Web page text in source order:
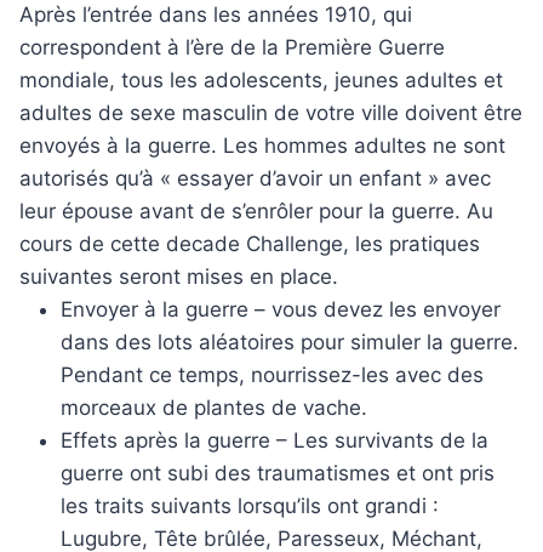
Après l’entrée dans les années 1910, qui
correspondent à l’ère de la Première Guerre
mondiale, tous les adolescents, jeunes adultes et
adultes de sexe masculin de votre ville doivent être
envoyés à la guerre. Les hommes adultes ne sont
autorisés qu’à « essayer d’avoir un enfant » avec
leur épouse avant de s’enrôler pour la guerre. Au
cours de cette decade Challenge, les pratiques
suivantes seront mises en place.
Envoyer à la guerre – vous devez les envoyer
dans des lots aléatoires pour simuler la guerre.
Pendant ce temps, nourrissez-les avec des
morceaux de plantes de vache.
Effets après la guerre – Les survivants de la
guerre ont subi des traumatismes et ont pris
les traits suivants lorsqu’ils ont grandi :
Lugubre, Tête brûlée, Paresseux, Méchant,